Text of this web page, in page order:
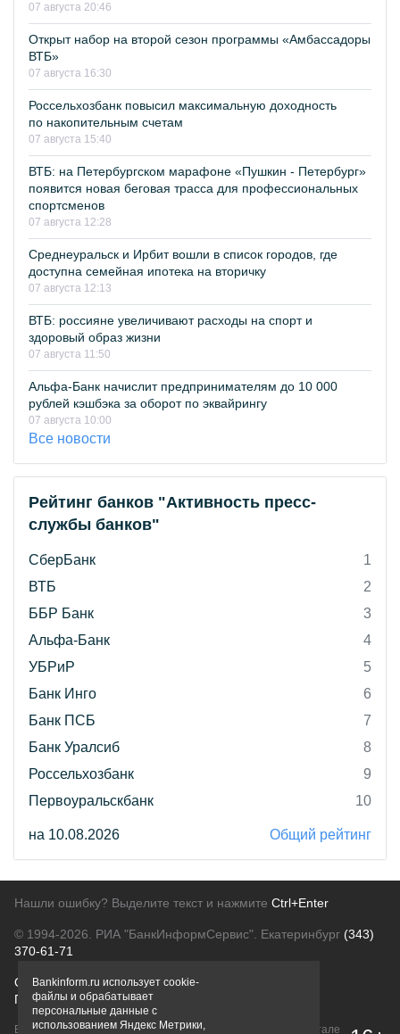
07 августа 20:46
Открыт набор на второй сезон программы «Амбассадоры
ВТБ»
07 августа 16:30
Россельхозбанк повысил максимальную доходность
по накопительным счетам
07 августа 15:40
ВТБ: на Петербургском марафоне «Пушкин - Петербург»
появится новая беговая трасса для профессиональных
спортсменов
07 августа 12:28
Среднеуральск и Ирбит вошли в список городов, где
доступна семейная ипотека на вторичку
07 августа 12:13
ВТБ: россияне увеличивают расходы на спорт и
здоровый образ жизни
07 августа 11:50
Альфа-Банк начислит предпринимателям до 10 000
рублей кэшбэка за оборот по эквайрингу
07 августа 10:00
Все новости
Рейтинг банков "Активность пресс-
службы банков"
СберБанк
1
ВТБ
2
ББР Банк
3
Альфа-Банк
4
УБРиР
5
Банк Инго
6
Банк ПСБ
7
Банк Уралсиб
8
Россельхозбанк
9
Первоуральскбанк
10
на 10.08.2026 Общий рейтинг
Нашли ошибку? Выделите текст и нажмите Ctrl+Enter
© 1994-2026. РИА "БанкИнформСервис". Екатеринбург (343)
370-61-71
О проектеПолитика конфиденциальности
Правовая информацияДля рекламодателей
Вся информация о продуктах банков, размещенная на портале
Bankinform.ru использует cookie-
файлы и обрабатывает
персональные данные с
использованием Яндекс Метрики,